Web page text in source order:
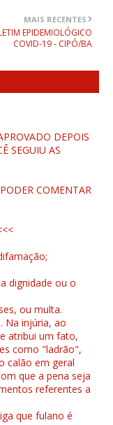
MAIS RECENTES
EPIDEMIOLÓGICO
COVID-19 - CIPÓ/BA
DEPOIS
SEGUIU AS
COMENTAR
dignidade ou o
ou multa.
Na injúria, ao
atribui um fato,
como "ladrão",
calão em geral
que a pena seja
referentes a
que fulano é